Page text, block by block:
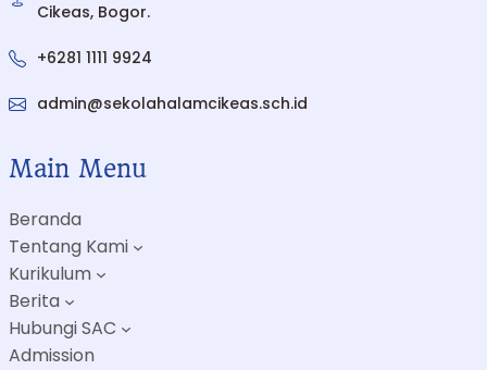
Cikeas, Bogor.
+6281 1111 9924
admin@sekolahalamcikeas.sch.id
Main Menu
Beranda
Tentang Kami
Kurikulum
Berita
Hubungi SAC
Admission